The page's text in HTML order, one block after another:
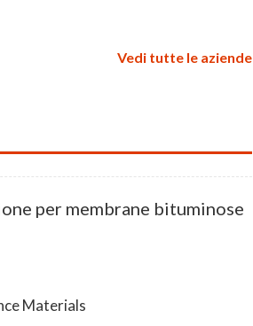
Vedi tutte le aziende
per membrane bituminose
Materials